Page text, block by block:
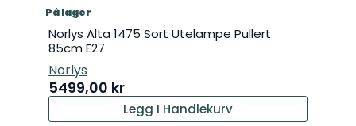
På lager
Norlys Alta 1475 Sort Utelampe Pullert
85cm E27
Norlys
5499,00 kr
Legg I Handlekurv